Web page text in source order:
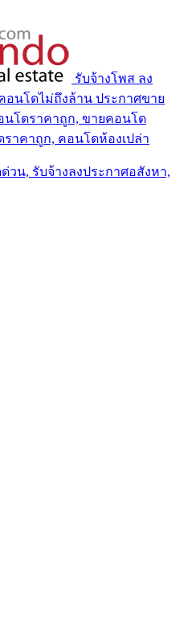
รับจ้างโพส ลง
อนโดไม่ถึงล้าน ประกาศขาย
โดราคาถูก, ขายคอนโด
ราคาถูก, คอนโดห้องเปล่า
น, รับจ้างลงประกาศอสังหา,